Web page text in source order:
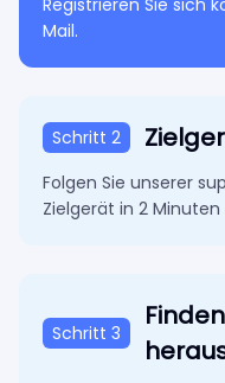
Registrieren Sie sich
Mail.
Schritt 2
Folgen Sie unserer
Zielgerät in 2
Schritt 3